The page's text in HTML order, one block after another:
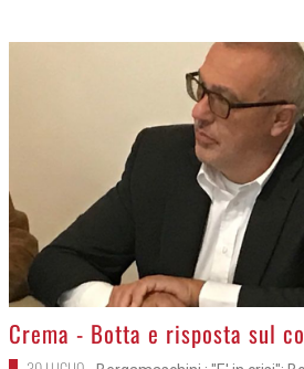
>
Crema - Botta e risposta sul